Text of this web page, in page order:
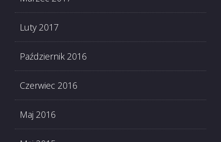
Luty 2017
Październik 2016
Czerwiec 2016
Maj 2016